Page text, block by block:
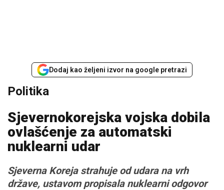
Dodaj kao željeni izvor na google pretrazi
Politika
Sjevernokorejska vojska dobila
ovlašćenje za automatski
nuklearni udar
Sjeverna Koreja strahuje od udara na vrh
države, ustavom propisala nuklearni odgovor